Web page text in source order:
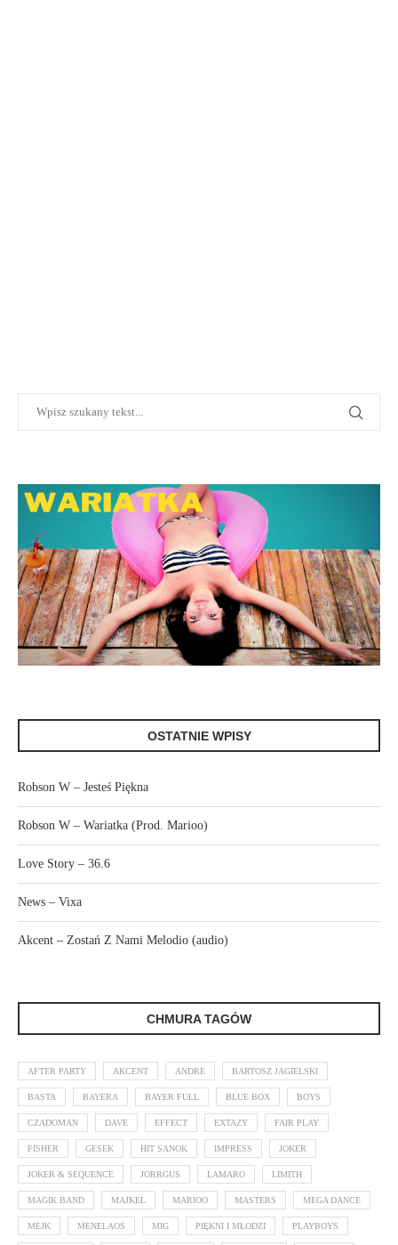
OSTATNIE WPISY
Robson W – Jesteś Piękna
Robson W – Wariatka (Prod. Marioo)
Love Story – 36.6
News – Vixa
Akcent – Zostań Z Nami Melodio (audio)
CHMURA TAGÓW
AFTER PARTY AKCENT ANDRE BARTOSZ JAGIELSKI
BASTA BAYERA BAYER FULL BLUE BOX BOYS
CZADOMAN DAVE EFFECT EXTAZY FAIR PLAY
FISHER GESEK HIT SANOK IMPRESS JOKER
JOKER & SEQUENCE JORRGUS LAMARO LIMITH
MAGIK BAND MAJKEL MARIOO MASTERS MEGA DANCE
MEJK MENELAOS MIG PIĘKNI I MŁODZI PLAYBOYS